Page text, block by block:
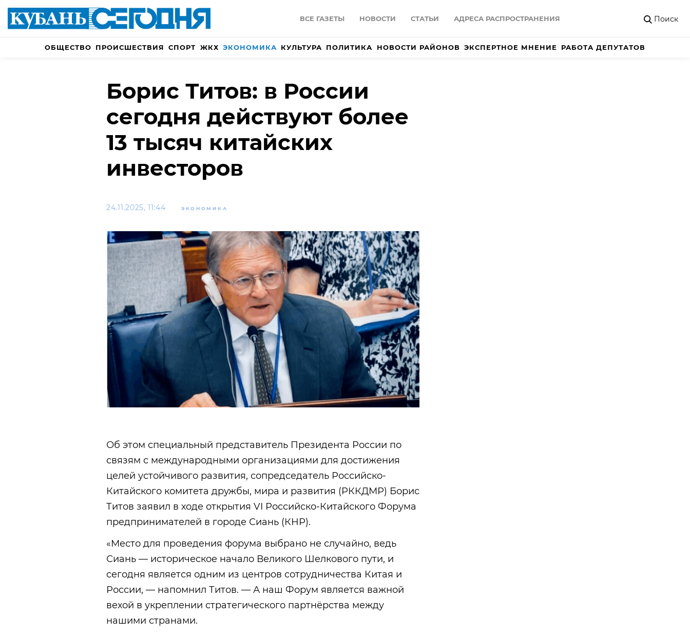
ВСЕ ГАЗЕТЫ НОВОСТИ СТАТЬИ АДРЕСА РАСПРОСТРАНЕНИЯ Поиск
ОБЩЕСТВО ПРОИСШЕСТВИЯ СПОРТ ЖКХ ЭКОНОМИКА КУЛЬТУРА ПОЛИТИКА НОВОСТИ РАЙОНОВ ЭКСПЕРТНОЕ МНЕНИЕ РАБОТА ДЕПУТАТОВ
Борис Титов: в России
сегодня действуют более
13 тысяч китайских
инвесторов
24.11.2025, 11:44 ЭКОНОМИКА
Об этом специальный представитель Президента России по
связям с международными организациями для достижения
целей устойчивого развития, сопредседатель Российско-
Китайского комитета дружбы, мира и развития (РККДМР) Борис
Титов заявил в ходе открытия VI Российско-Китайского Форума
предпринимателей в городе Сиань (КНР).
«Место для проведения форума выбрано не случайно, ведь
Сиань — историческое начало Великого Шелкового пути, и
сегодня является одним из центров сотрудничества Китая и
России, — напомнил Титов. — А наш Форум является важной
вехой в укреплении стратегического партнёрства между
нашими странами.